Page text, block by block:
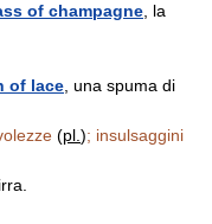
of champagne , la
of lace , una spuma di
(pl. ); insulsaggini